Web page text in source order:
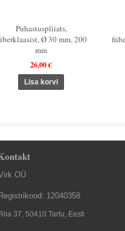
Puhastuspliiats,
Ø 30 mm, 200
mm
26,00 €
OÜ
Registrikood: 12040358
Riia 37, 50410 Tartu, Eesti